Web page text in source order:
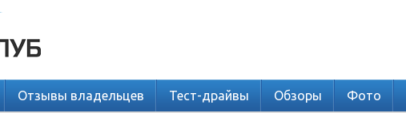
Отзывы владельцев Тест-драйвы Обзоры Фото